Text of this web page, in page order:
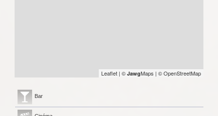
Leaflet | © JawgMaps | © OpenStreetMap
Bar